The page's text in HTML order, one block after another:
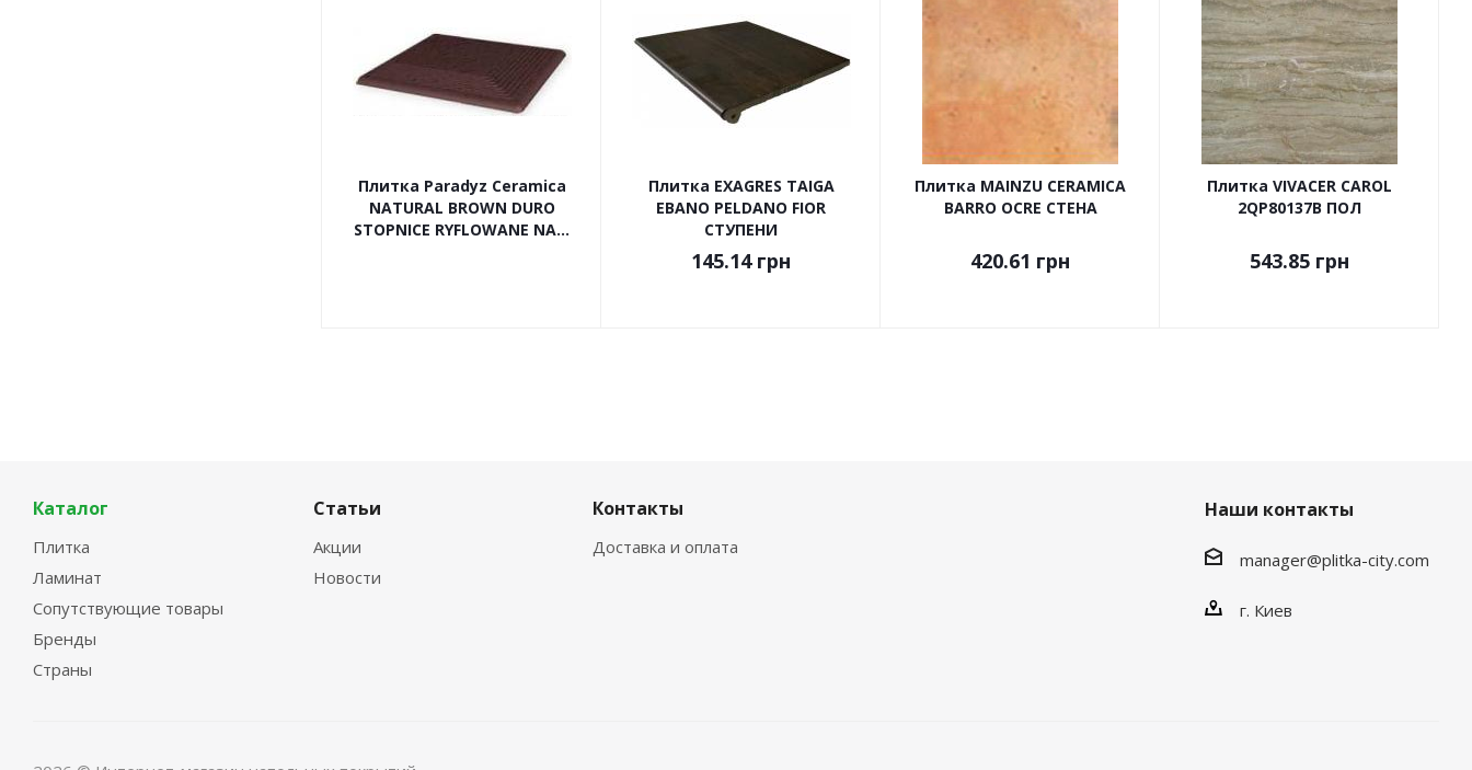
Плитка Paradyz Ceramica
NATURAL BROWN DURO
STOPNICE RYFLOWANE NA...
Плитка EXAGRES TAIGA
EBANO PELDANO FIOR
СТУПЕНИ
145.14грн
Плитка MAINZU CERAMICA
BARRO OCRE СТЕНА
420.61 грн
Плитка VIVACER CAROL
2QP80137B ПОЛ
543.85 грн
Каталог
Плитка
Ламинат
Сопутствующие товары
Бренды
Страны
Статьи
Акции
Новости
Контакты
Доставка и оплата
Наши контакты
manager@plitka-city.com
г. Киев